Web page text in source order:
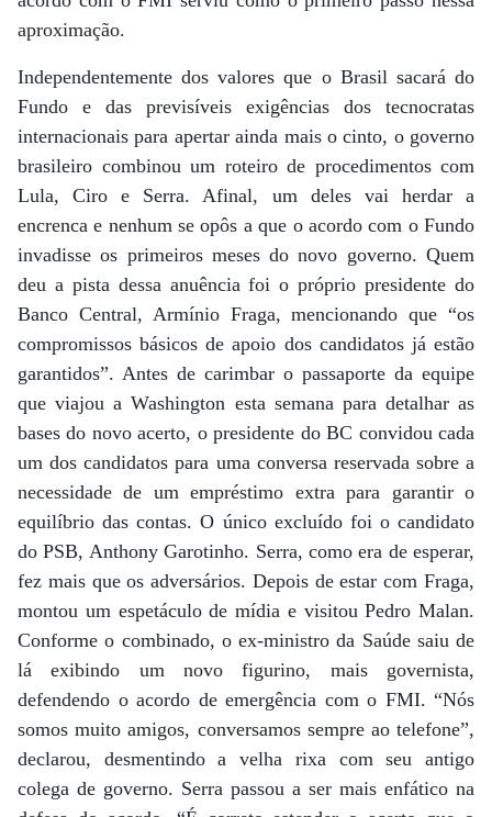
aproximação.
Independentemente dos valores que o Brasil sacará do
Fundo e das previsíveis exigências dos tecnocratas
internacionais para apertar ainda mais o cinto, o governo
brasileiro combinou um roteiro de procedimentos com
Lula, Ciro e Serra. Afinal, um deles vai herdar a
encrenca e nenhum se opôs a que o acordo com o Fundo
invadisse os primeiros meses do novo governo. Quem
deu a pista dessa anuência foi o próprio presidente do
Banco Central, Armínio Fraga, mencionando que “os
compromissos básicos de apoio dos candidatos já estão
garantidos”. Antes de carimbar o passaporte da equipe
que viajou a Washington esta semana para detalhar as
bases do novo acerto, o presidente do BC convidou cada
um dos candidatos para uma conversa reservada sobre a
necessidade de um empréstimo extra para garantir o
equilíbrio das contas. O único excluído foi o candidato
do PSB, Anthony Garotinho. Serra, como era de esperar,
fez mais que os adversários. Depois de estar com Fraga,
montou um espetáculo de mídia e visitou Pedro Malan.
Conforme o combinado, o ex-ministro da Saúde saiu de
lá exibindo um novo figurino, mais governista,
defendendo o acordo de emergência com o FMI. “Nós
somos muito amigos, conversamos sempre ao telefone”,
declarou, desmentindo a velha rixa com seu antigo
colega de governo. Serra passou a ser mais enfático na